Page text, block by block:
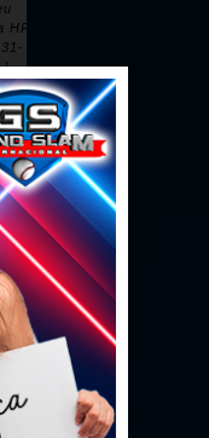
HR
|
2026
|
2026
HR
3ra |
2026
de